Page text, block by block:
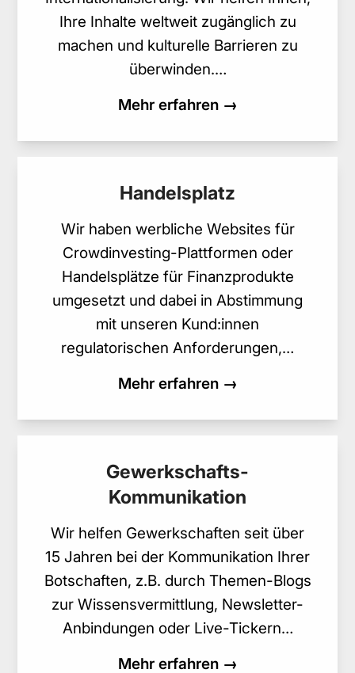
Ihre Inhalte weltweit zugänglich zu
machen und kulturelle Barrieren zu
überwinden.…
Mehr erfahren →
Handelsplatz
Wir haben werbliche Websites für
Crowdinvesting-Plattformen oder
Handelsplätze für Finanzprodukte
umgesetzt und dabei in Abstimmung
mit unseren Kund:innen
regulatorischen Anforderungen,…
Mehr erfahren →
Gewerkschafts-
Kommunikation
Wir helfen Gewerkschaften seit über
15 Jahren bei der Kommunikation Ihrer
Botschaften, z.B. durch Themen-Blogs
zur Wissensvermittlung, Newsletter-
Anbindungen oder Live-Tickern…
Mehr erfahren →